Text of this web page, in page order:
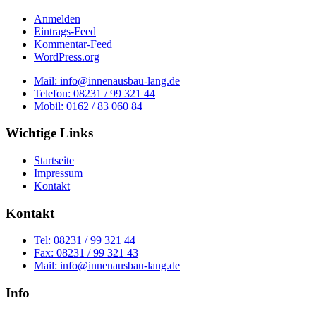
Anmelden
Eintrags-Feed
Kommentar-Feed
WordPress.org
Mail: info@innenausbau-lang.de
Telefon: 08231 / 99 321 44
Mobil: 0162 / 83 060 84
Wichtige Links
Startseite
Impressum
Kontakt
Kontakt
Tel: 08231 / 99 321 44
Fax: 08231 / 99 321 43
Mail: info@innenausbau-lang.de
Info